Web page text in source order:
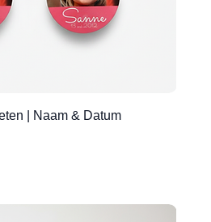
| Naam & Datum